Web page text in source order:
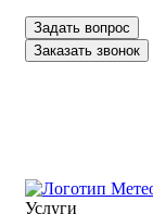
Задать вопрос
Заказать звонок
Услуги